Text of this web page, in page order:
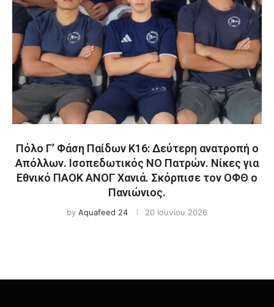
Πόλο Γ’ Φάση Παίδων Κ16: Δεύτερη ανατροπή ο
Απόλλων. Ισοπεδωτικός ΝΟ Πατρών. Νίκες για
Εθνικό ΠΑΟΚ ΑΝΟΓ Χανιά. Σκόρπισε τον ΟΦΘ ο
Πανιώνιος.
by Aquafeed 24 20 Ιουνίου 2026